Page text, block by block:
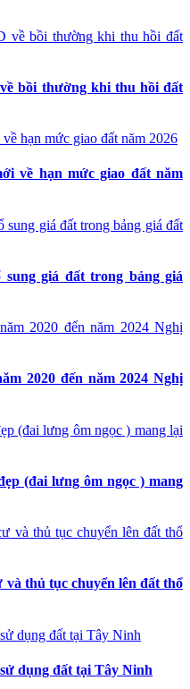
bồi thường khi thu hồi đất
về hạn mức giao đất năm
giá đất trong bảng giá
2020 đến năm 2024 Nghị
(đai lưng ôm ngọc ) mang
và thủ tục chuyển lên đất thổ
dụng đất tại Tây Ninh